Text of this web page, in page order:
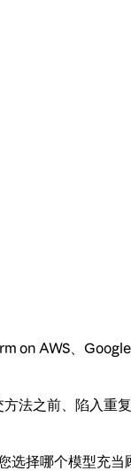
on AWS、
法之前、陷入重
选择哪个模型充当